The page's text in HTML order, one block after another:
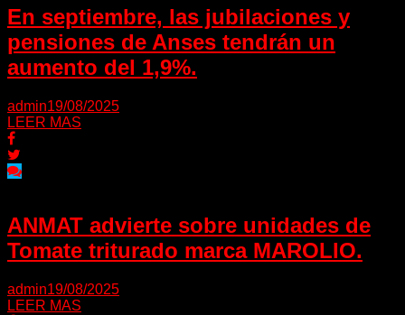
En septiembre, las jubilaciones y
pensiones de Anses tendrán un
aumento del 1,9%.
admin19/08/2025
LEER MAS
ANMAT advierte sobre unidades de
Tomate triturado marca MAROLIO.
admin19/08/2025
LEER MAS